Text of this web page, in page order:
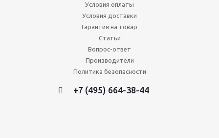
Условия оплаты
Условия доставки
Гарантия на товар
Статьи
Вопрос-ответ
Производители
Политика безопасности
+7 (495) 664-38-44